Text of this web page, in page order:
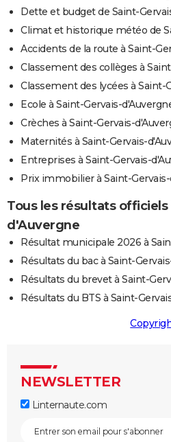
Dette et budget de Saint-
Climat et historique météo de
Accidents de la route à Saint-
Classement des collèges à
Classement des lycées à Saint-
Ecole à Saint-Gervais-
Crèches à Saint-Gervais-
Maternités à Saint-Gervais-
Entreprises à Saint-Gervais-
Prix immobilier à Saint-
Tous les résultats officiels
d'Auvergne
Résultat municipale 2026 à
Résultats du bac à Saint-
Résultats du brevet à Saint-
Résultats du BTS à Saint-
NEWSLETTER
Linternaute.com